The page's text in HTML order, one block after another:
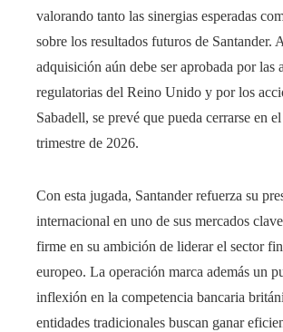
valorando tanto las sinergias esperadas
sobre los resultados futuros de Santander.
adquisición aún debe ser aprobada por las
regulatorias del Reino Unido y por los
Sabadell, se prevé que pueda cerrarse en
trimestre de 2026.
Con esta jugada, Santander refuerza su
internacional en uno de sus mercados
firme en su ambición de liderar el sector
europeo. La operación marca además un
inflexión en la competencia bancaria
entidades tradicionales buscan ganar